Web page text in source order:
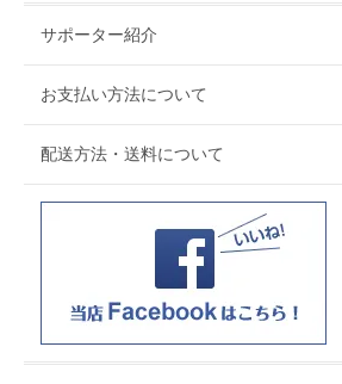
サポーター紹介
お支払い方法について
配送方法・送料について